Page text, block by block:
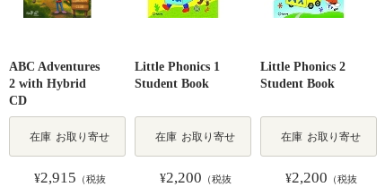
ABC Adventures
2 with Hybrid
CD
在庫 お取り寄せ
¥2,915 （税抜
Little Phonics 1
Student Book
在庫 お取り寄せ
¥2,200 （税抜
Little Phonics 2
Student Book
在庫 お取り寄せ
¥2,200 （税抜